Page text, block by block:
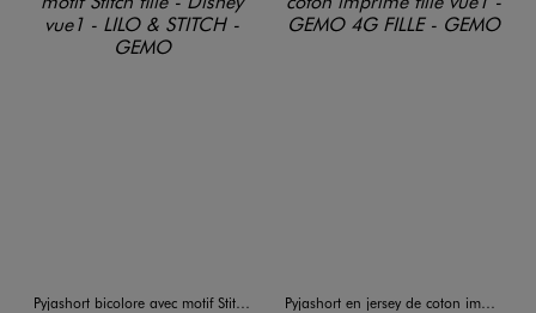
Pyjashort bicolore avec motif Stitch fille - Disney Pyjashort en jersey de coton imprimé fille